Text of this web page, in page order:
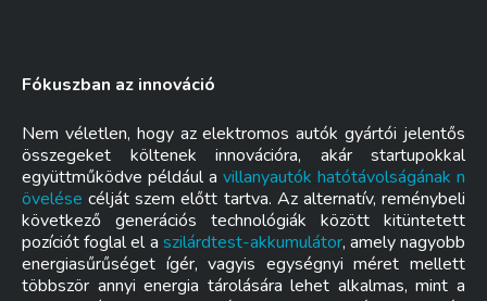
Fókuszban az innováció
Nem véletlen, hogy az elektromos autók gyártói jelentős
összegeket költenek innovációra, akár startupokkal
együttműködve például a villanyautók hatótávolságának n
övelése célját szem előtt tartva. Az alternatív, reménybeli
következő generációs technológiák között kitüntetett
pozíciót foglal el a szilárdtest-akkumulátor, amely nagyobb
energiasűrűséget ígér, vagyis egységnyi méret mellett
többször annyi energia tárolására lehet alkalmas, mint a